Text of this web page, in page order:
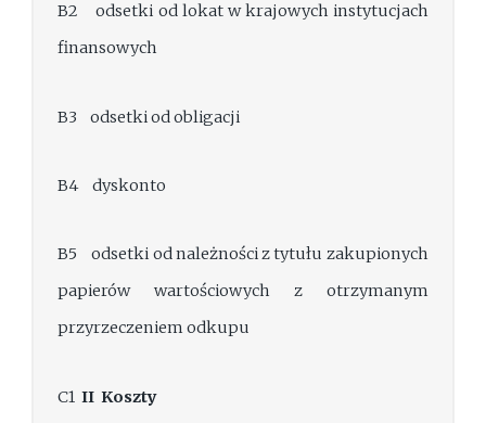
B2 odsetki od lokat w krajowych instytucjach
finansowych
B3 odsetki od obligacji
B4 dyskonto
B5 odsetki od należności z tytułu zakupionych
papierów wartościowych z otrzymanym
przyrzeczeniem odkupu
C1II Koszty